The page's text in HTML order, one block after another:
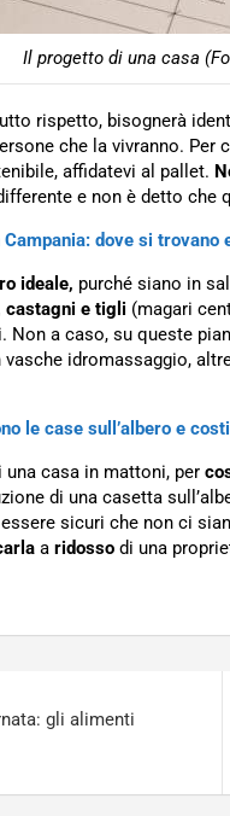
Il progetto di una casa
rispetto, bisognerà
che la vivranno. Per
affidatevi al pallet.
e non è detto
Campania: dove si trovano
ideale, purché siano in
castagni e tigli (magari
Non a caso, su queste
idromassaggio,
le case sull’albero e
casa in mattoni, per
di una casetta
sicuri che non ci
a ridosso di una
gli alimenti